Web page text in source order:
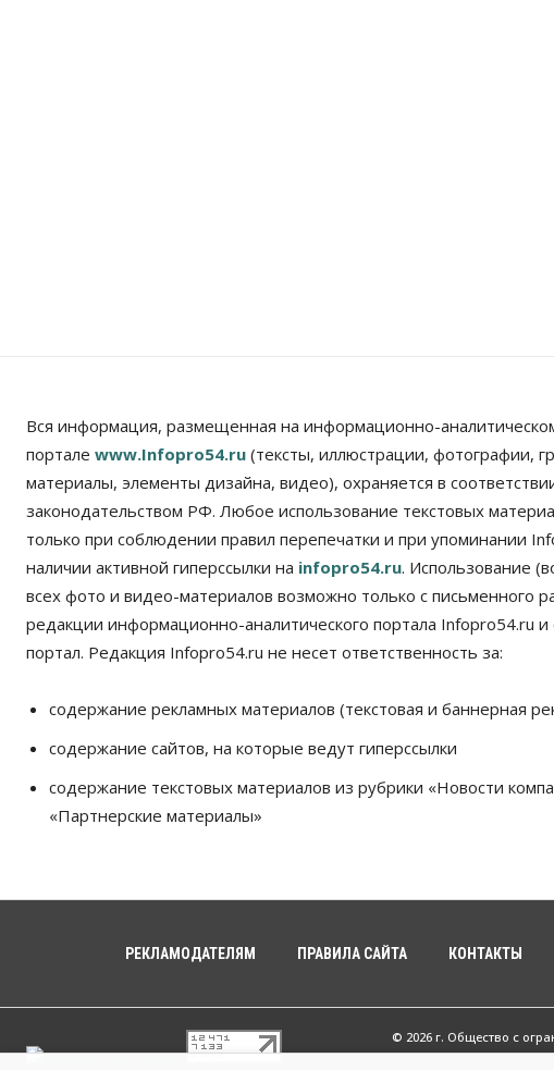
Вся информация, размещенная на информационно-
портале www.Infopro54.ru (тексты, иллюстрации, фотографии,
материалы, элементы дизайна, видео), охраняется в
законодательством РФ. Любое использование текстовых
только при соблюдении правил перепечатки и при упоминании
наличии активной гиперссылки на infopro54.ru. Использование
всех фото и видео-материалов возможно только с письменного
редакции информационно-аналитического портала Infopro54.ru и
портал. Редакция Infopro54.ru не несет ответственность за:
содержание рекламных материалов (текстовая и баннерная
содержание сайтов, на которые ведут гиперссылки
содержание текстовых материалов из рубрики «Новости
«Партнерские материалы»
РЕКЛАМОДАТЕЛЯМ ПРАВИЛА САЙТА КОНТАКТЫ
© 2026 г. Общество с